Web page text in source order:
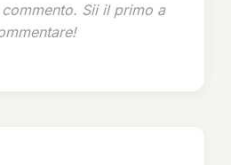
Sii il primo a